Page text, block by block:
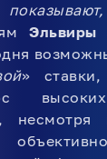
Эльвиры
»
несмотря